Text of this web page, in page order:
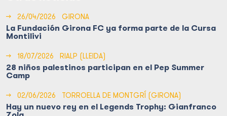
→ 26/04/2026 GIRONA
La Fundación Girona FC ya forma parte de la Cursa
Montilivi
→ 18/07/2026 RIALP (LLEIDA)
28 niños palestinos participan en el Pep Summer
Camp
→ 02/06/2026 TORROELLA DE MONTGRÍ (GIRONA)
Hay un nuevo rey en el Legends Trophy: Gianfranco